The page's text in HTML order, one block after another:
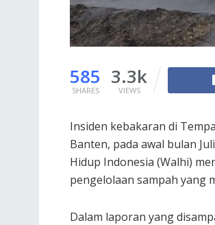
585
SHARES
3.3k
VIEWS
Insiden kebakaran di
Banten, pada awal bulan
Hidup Indonesia (Walhi)
pengelolaan sampah yang
Dalam laporan yang